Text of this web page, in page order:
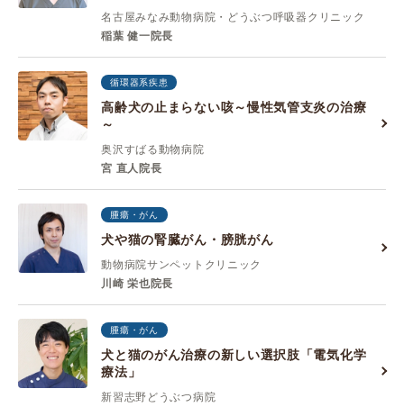
名古屋みなみ動物病院・どうぶつ呼吸器クリニック
稲葉 健一院長
循環器系疾患
高齢犬の止まらない咳～慢性気管支炎の治療
～
奥沢すばる動物病院
宮 直人院長
腫瘍・がん
犬や猫の腎臓がん・膀胱がん
動物病院サンペットクリニック
川崎 栄也院長
腫瘍・がん
犬と猫のがん治療の新しい選択肢「電気化学
療法」
新習志野どうぶつ病院